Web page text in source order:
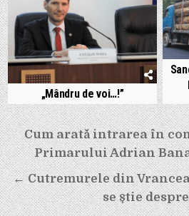
„Mândru de voi…!”
Navigare
în
articole
Cum arată intrarea în
Primarului Adrian
← Cutremurele din
se știe